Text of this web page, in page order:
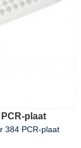
plaat
384 PCR-plaat